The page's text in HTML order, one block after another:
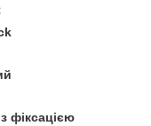
фіксацією